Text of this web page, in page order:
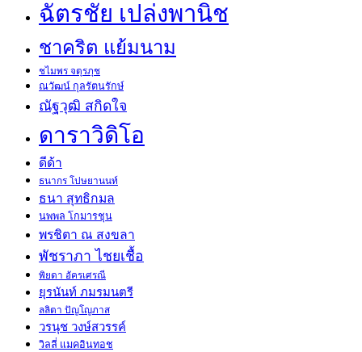
ฉัตรชัย เปล่งพานิช
ชาคริต แย้มนาม
ชไมพร จตุรภุช
ณวัฒน์ กุลรัตนรักษ์
ณัฐวุฒิ สกิดใจ
ดาราวิดิโอ
ดีด้า
ธนากร โปษยานนท์
ธนา สุทธิกมล
นพพล โกมารชุน
พรชิตา ณ สงขลา
พัชราภา ไชยเชื้อ
พิยดา อัครเศรณี
ยุรนันท์ ภมรมนตรี
ลลิตา ปัญโญภาส
วรนุช วงษ์สวรรค์
วิลลี่ แมคอินทอช